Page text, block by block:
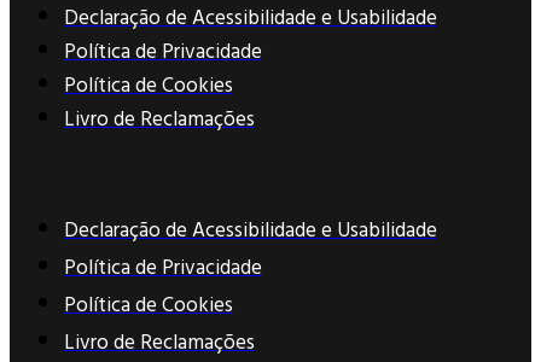
Declaração de Acessibilidade e Usabilidade
Política de Privacidade
Política de Cookies
Livro de Reclamações
Declaração de Acessibilidade e Usabilidade
Política de Privacidade
Política de Cookies
Livro de Reclamações